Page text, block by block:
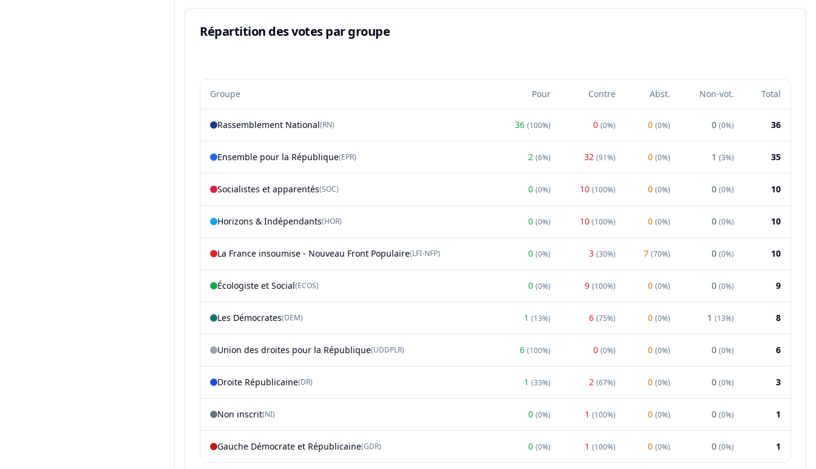
Répartition des votes par groupe
Groupe Pour Contre Abst. Non-vot. Total
Rassemblement National(RN) 36 (100%) 0 (0%) 0 (0%) 0 (0%) 36
Ensemble pour la République(EPR) 2 (6%) 32 (91%) 0 (0%) 1 (3%) 35
Socialistes et apparentés(SOC) 0 (0%) 10 (100%) 0 (0%) 0 (0%) 10
Horizons & Indépendants(HOR) 0 (0%) 10 (100%) 0 (0%) 0 (0%) 10
La France insoumise - Nouveau Front Populaire(LFI-NFP) 0 (0%) 3 (30%) 7 (70%) 0 (0%) 10
Écologiste et Social(ECOS) 0 (0%) 9 (100%) 0 (0%) 0 (0%) 9
Les Démocrates(DEM) 1 (13%) 6 (75%) 0 (0%) 1 (13%) 8
Union des droites pour la République(UDDPLR) 6 (100%) 0 (0%) 0 (0%) 0 (0%) 6
Droite Républicaine(DR) 1 (33%) 2 (67%) 0 (0%) 0 (0%) 3
Non inscrit(NI) 0 (0%) 1 (100%) 0 (0%) 0 (0%) 1
Gauche Démocrate et Républicaine(GDR) 0 (0%) 1 (100%) 0 (0%) 0 (0%) 1